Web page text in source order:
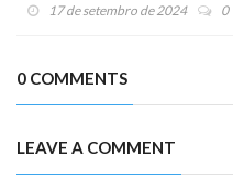
17 de setembro de 2024 0
0 COMMENTS
LEAVE A COMMENT